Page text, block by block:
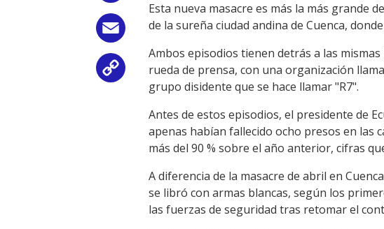
Email
Copy
Esta nueva masacre es más la más grande
de la sureña ciudad andina de Cuenca,
Ambos episodios tienen detrás a las
rueda de prensa, con una organización
grupo disidente que se hace llamar "R7".
Antes de estos episodios, el presidente de
apenas habían fallecido ocho presos en las
más del 90 % sobre el año anterior, cifras
A diferencia de la masacre de abril en
se libró con armas blancas, según los
las fuerzas de seguridad tras retomar el